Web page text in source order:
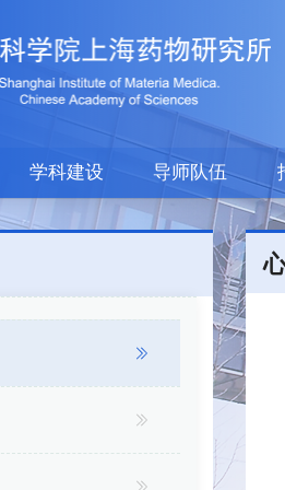
学科建设 导师队伍